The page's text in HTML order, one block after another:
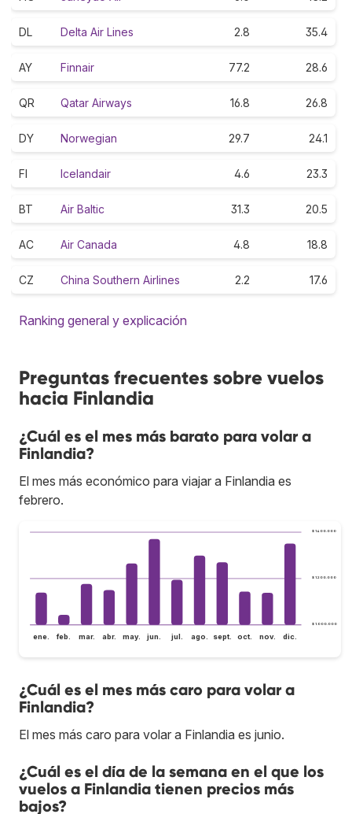
DL Delta Air Lines 2.8 35.4
AY Finnair 77.2 28.6
QR Qatar Airways 16.8 26.8
DY Norwegian 29.7 24.1
FI Icelandair 4.6 23.3
BT Air Baltic 31.3 20.5
AC Air Canada 4.8 18.8
CZ China Southern Airlines 2.2 17.6
Ranking general y explicación
Preguntas frecuentes sobre vuelos
hacia Finlandia
¿Cuál es el mes más barato para volar a
Finlandia?
El mes más económico para viajar a Finlandia es
febrero.
$ 1.000.000
$ 1.200.000
$ 1.400.000
ene. feb. mar. abr. may. jun. jul. ago. sept. oct. nov. dic.
¿Cuál es el mes más caro para volar a
Finlandia?
El mes más caro para volar a Finlandia es junio.
¿Cuál es el día de la semana en el que los
vuelos a Finlandia tienen precios más
bajos?